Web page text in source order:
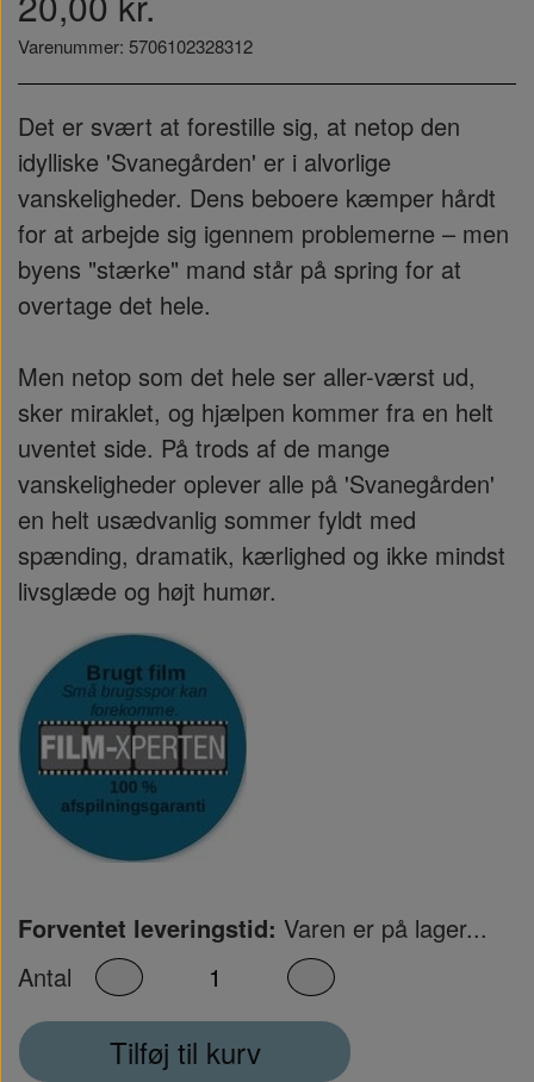
Varenummer: 5706102328312
Det er svært at forestille sig, at netop den
idylliske 'Svanegården' er i alvorlige
vanskeligheder. Dens beboere kæmper hårdt
for at arbejde sig igennem problemerne – men
byens "stærke" mand står på spring for at
overtage det hele.
Men netop som det hele ser aller-værst ud,
sker miraklet, og hjælpen kommer fra en helt
uventet side. På trods af de mange
vanskeligheder oplever alle på 'Svanegården'
en helt usædvanlig sommer fyldt med
spænding, dramatik, kærlighed og ikke mindst
livsglæde og højt humør.
Forventet leveringstid: Varen er på lager...
Antal
Tilføj til kurv